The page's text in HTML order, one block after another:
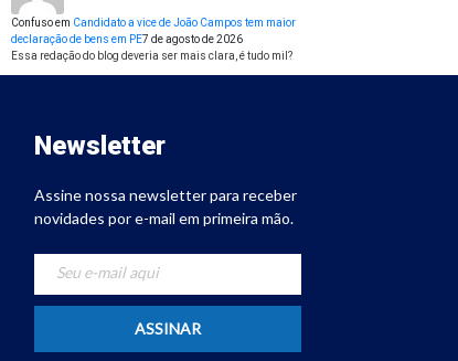
Confusoem Candidato a vice de João Campos tem maior
declaração de bens em PE7 de agosto de 2026
Essa redação do blog deveria ser mais clara, é tudo mil?
Newsletter
Assine nossa newsletter para receber
novidades por e-mail em primeira mão.